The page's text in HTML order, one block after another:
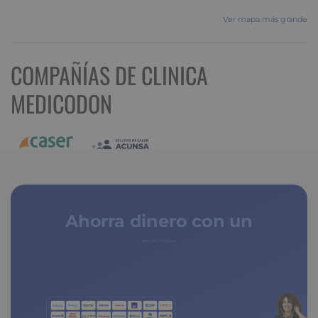
Ver mapa más grande
COMPAÑÍAS DE CLINICA
MEDICODON
Ahorra dinero con un